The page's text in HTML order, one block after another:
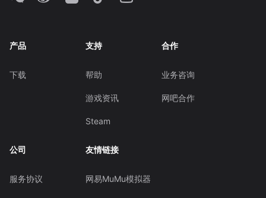
产品
下载
支持
帮助
游戏资讯
Steam
合作
业务咨询
网吧合作
公司
服务协议
友情链接
网易MuMu模拟器